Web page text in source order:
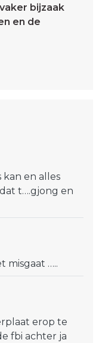
bijzaak
en de
kan en alles
t….gjong en
misgaat …..
erop te
fbi achter ja